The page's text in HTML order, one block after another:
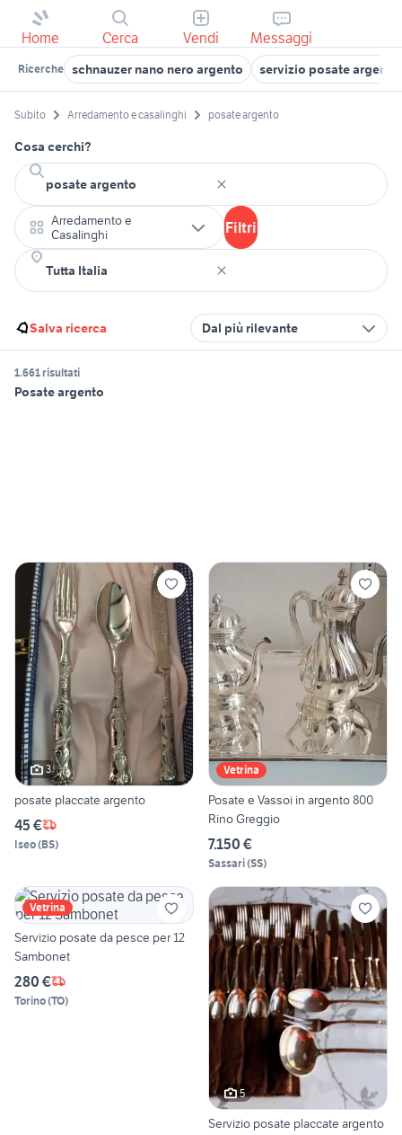
Home Cerca Vendi Messaggi
Ricerche schnauzer nano nero argento servizio posate argento
Subito Arredamento e casalinghi posate argento
Cosa cerchi?
Arredamento e
Casalinghi
Filtri
Salva ricerca Dal più rilevante
1.661 risultati
Posate argento
3
posate placcate argento
45 €
Iseo(BS)
Vetrina
Posate e Vassoi in argento 800
Rino Greggio
7.150 €
Sassari(SS)
Vetrina
Servizio posate da pesce per 12
Sambonet
280 €
Torino(TO)
5
Servizio posate placcate argento